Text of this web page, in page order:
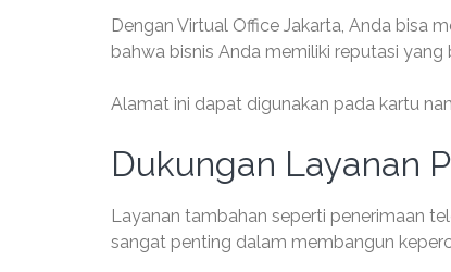
Dengan Virtual Office Jakarta, Anda bisa
bahwa bisnis Anda memiliki reputasi yang
Alamat ini dapat digunakan pada kartu
Dukungan Layanan
Layanan tambahan seperti penerimaan
sangat penting dalam membangun